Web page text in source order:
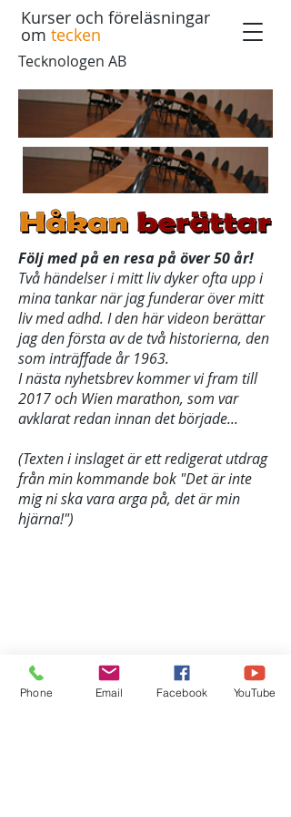
Tecknologen AB
Kurser och föreläsningar
om tecken
Följ med på en resa på över 50 år!
Två händelser i mitt liv dyker ofta upp i
mina tankar när jag funderar över mitt
liv med adhd. I den här videon berättar
jag den första av de två historierna, den
som inträffade år 1963.
I nästa nyhetsbrev kommer vi fram till
2017 och Wien marathon, som var
avklarat redan innan det började...
(Texten i inslaget är ett redigerat utdrag
från min kommande bok "Det är inte
mig ni ska vara arga på, det är min
hjärna!")
Phone Email Facebook YouTube